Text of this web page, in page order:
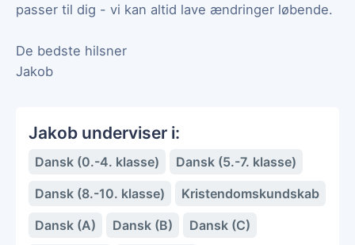
passer til dig - vi kan altid lave ændringer løbende.
De bedste hilsner
Jakob
Jakob underviser i:
Dansk (0.-4. klasse)
Dansk (5.-7. klasse)
Dansk (8.-10. klasse)
Kristendomskundskab
Dansk (A)
Dansk (B)
Dansk (C)